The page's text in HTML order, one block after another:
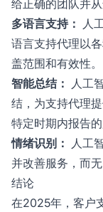
给正确的团队并
多语言支持： 人
语言支持代理以
盖范围和有效性。
智能总结： 人工
结，为支持代理
特定时期内报告
情绪识别： 人工
并改善服务，而
结论
在2025年，客户